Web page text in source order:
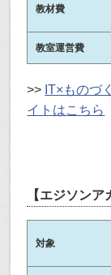
教材費
教室運営費
>> IT×ものづ
イトはこちら
【エジソン
対象